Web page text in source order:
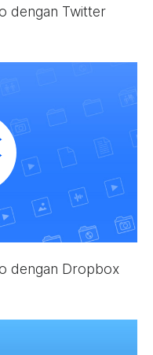
dengan Twitter
dengan Dropbox